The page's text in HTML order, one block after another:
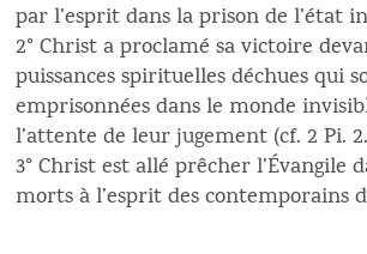
par l’esprit dans la prison de l’état
2° Christ a proclamé sa victoire
puissances spirituelles déchues qui
emprisonnées dans le monde
l’attente de leur jugement (cf. 2 Pi.
3° Christ est allé prêcher l’Évangile
morts à l’esprit des contemporains